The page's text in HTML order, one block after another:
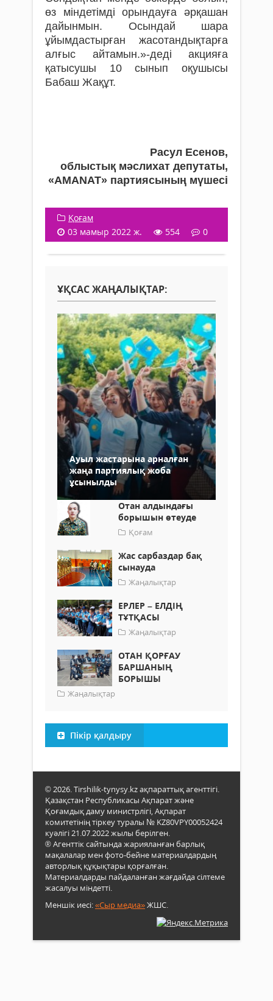
өз міндетімді орындауға әрқашан
дайынмын. Осындай шара
ұйымдастырған жасотандықтарға
алғыс айтамын.»-деді акцияға
қатысушы 10 сынып оқушысы
Бабаш Жақұт.
Расул Есенов,
облыстық мәслихат депутаты,
«AMANAT» партиясының мүшесі
Қоғам
03 мамыр 2022 ж.
554 0
ҰҚСАС ЖАҢАЛЫҚТАР:
Ауыл жастарына арналған
жаңа партиялық жоба
ұсынылды
Отан алдындағы
борышын өтеуде
Қоғам
Жас сарбаздар бақ
сынауда
Жаңалықтар
ЕРЛЕР – ЕЛДІҢ
ТҰТҚАСЫ
Жаңалықтар
ОТАН ҚОРҒАУ
БАРШАНЫҢ
БОРЫШЫ
Жаңалықтар
Пікір қалдыру
© 2026. Tirshilik-tynysy.kz ақпараттық агенттігі.
Қазақстан Республикасы Ақпарат және
Қоғамдық даму министрлігі, Ақпарат
комитетінің тіркеу туралы № KZ80VPY00052424
куәлігі 21.07.2022 жылы берілген.
® Агенттік сайтында жарияланған барлық
мақалалар мен фото-бейне материалдардың
авторлық құқықтары қорғалған.
Материалдарды пайдаланған жағдайда сілтеме
жасалуы міндетті.
Меншік иесі:«Сыр медиа»ЖШС.